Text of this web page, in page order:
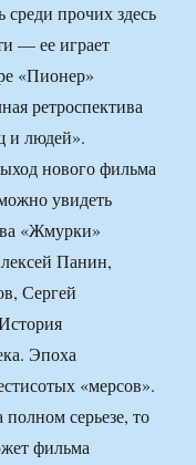
среди прочих здесь
— ее играет
«Пионер»
ретроспектива
и людей».
нового фильма
увидеть
«Жмурки»
Панин,
Сергей
Эпоха
«мерсов».
серьезе, то
фильма